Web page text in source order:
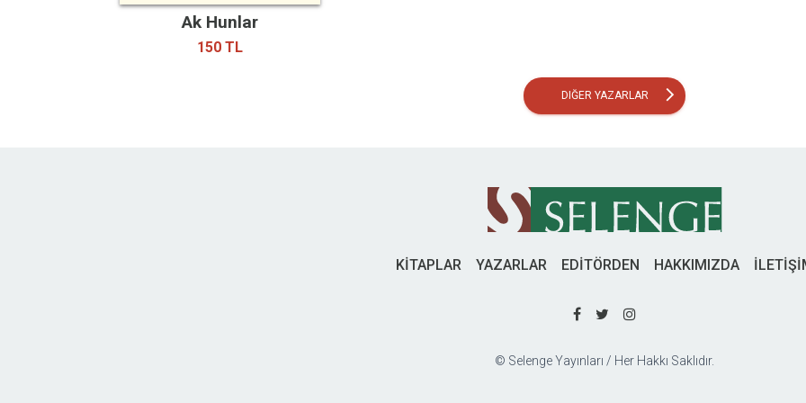
Ak Hunlar
150 TL
DIĞER YAZARLAR arrow_forward_ios
KİTAPLAR YAZARLAR EDİTÖRDEN HAKKIMIZDA
© Selenge Yayınları / Her Hakkı Saklıdır.